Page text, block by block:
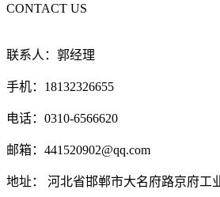
CONTACT US
联系人：郭经理
手机：18132326655
电话：0310-6566620
邮箱：441520902@qq.com
地址： 河北省邯郸市大名府路京府工